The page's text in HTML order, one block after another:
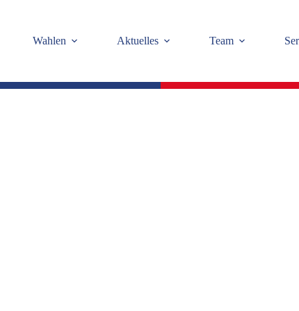
Wahlen Aktuelles Team